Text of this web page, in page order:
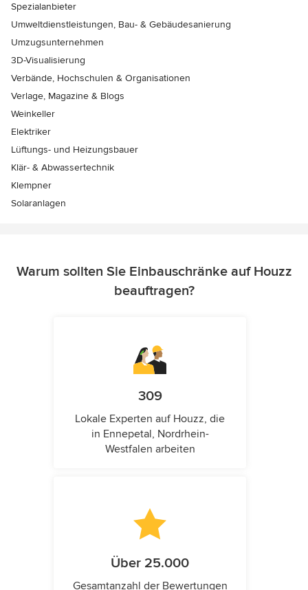
Spezialanbieter
Umweltdienstleistungen, Bau- & Gebäudesanierung
Umzugsunternehmen
3D-Visualisierung
Verbände, Hochschulen & Organisationen
Verlage, Magazine & Blogs
Weinkeller
Elektriker
Lüftungs- und Heizungsbauer
Klär- & Abwassertechnik
Klempner
Solaranlagen
Warum sollten Sie Einbauschränke auf Houzz
beauftragen?
309
Lokale Experten auf Houzz, die
in Ennepetal, Nordrhein-
Westfalen arbeiten
Über 25.000
Gesamtanzahl der Bewertungen